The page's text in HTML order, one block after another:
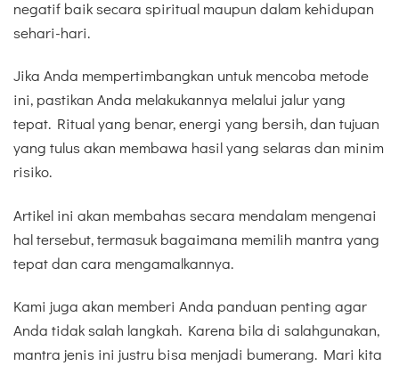
negatif baik secara spiritual maupun dalam kehidupan
sehari-hari.
Jika Anda mempertimbangkan untuk mencoba metode
ini, pastikan Anda melakukannya melalui jalur yang
tepat. Ritual yang benar, energi yang bersih, dan tujuan
yang tulus akan membawa hasil yang selaras dan minim
risiko.
Artikel ini akan membahas secara mendalam mengenai
hal tersebut, termasuk bagaimana memilih mantra yang
tepat dan cara mengamalkannya.
Kami juga akan memberi Anda panduan penting agar
Anda tidak salah langkah. Karena bila di salahgunakan,
mantra jenis ini justru bisa menjadi bumerang. Mari kita